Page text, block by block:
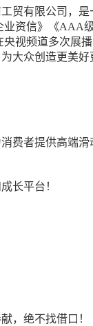
贸有限公司，
资信》《
视频道多次展
大众创造更美
费者提供高端
长平台！
，绝不找借口！